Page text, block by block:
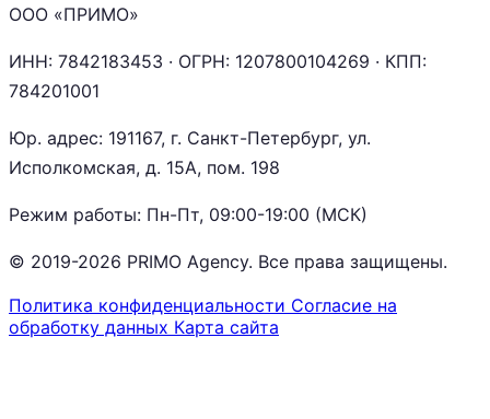
ООО «ПРИМО»
ИНН: 7842183453 · ОГРН: 1207800104269 · КПП:
784201001
Юр. адрес: 191167, г. Санкт-Петербург, ул.
Исполкомская, д. 15А, пом. 198
Режим работы: Пн-Пт, 09:00-19:00 (МСК)
© 2019-2026 PRIMO Agency. Все права защищены.
Политика конфиденциальности Согласие на
обработку данных Карта сайта